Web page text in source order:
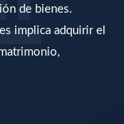
de bienes.
implica adquirir el